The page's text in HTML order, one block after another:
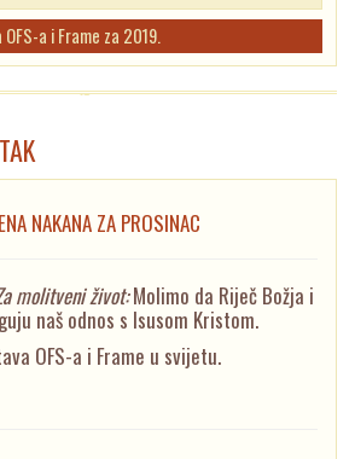
a i Frame za 2019.
NAKANA ZA PROSINAC
molitveni život:Molimo da Riječ Božja i
naš odnos s Isusom Kristom.
OFS-a i Frame u svijetu.